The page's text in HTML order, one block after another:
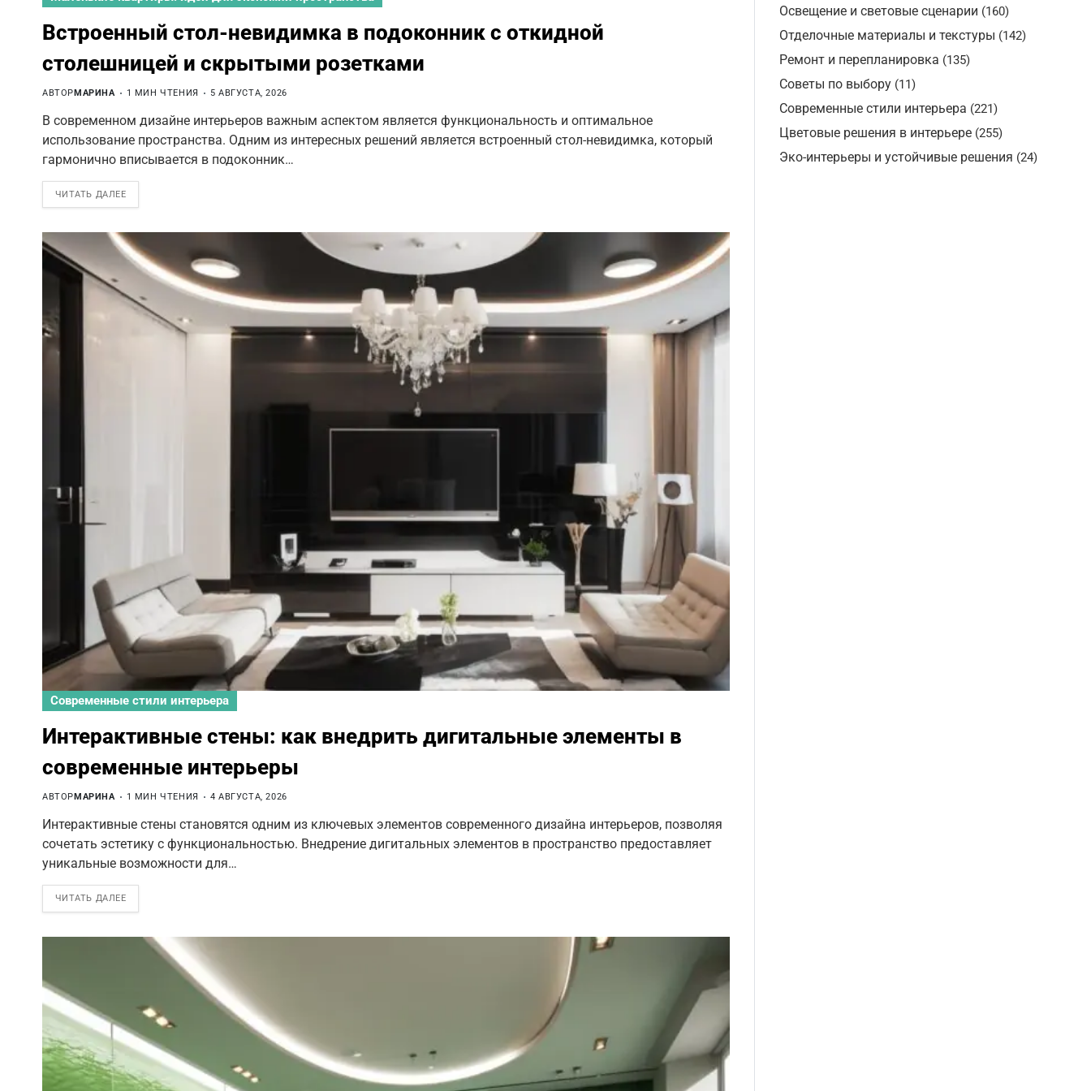
Встроенный стол-невидимка в подоконник с откидной
столешницей и скрытыми розетками
АВТОРМАРИНА 1 МИН ЧТЕНИЯ 5 АВГУСТА, 2026
В современном дизайне интерьеров важным аспектом является функциональность и оптимальное
использование пространства. Одним из интересных решений является встроенный стол-невидимка, который
гармонично вписывается в подоконник…
ЧИТАТЬ ДАЛЕЕ
Современные стили интерьера
Интерактивные стены: как внедрить дигитальные элементы в
современные интерьеры
АВТОР МАРИНА 1 МИН ЧТЕНИЯ 4 АВГУСТА, 2026
Интерактивные стены становятся одним из ключевых элементов современного дизайна интерьеров, позволяя
сочетать эстетику с функциональностью. Внедрение дигитальных элементов в пространство предоставляет
уникальные возможности для…
ЧИТАТЬ ДАЛЕЕ
Освещение и световые сценарии (160)
Отделочные материалы и текстуры (142)
Ремонт и перепланировка (135)
Советы по выбору (11)
Современные стили интерьера (221)
Цветовые решения в интерьере (255)
Эко-интерьеры и устойчивые решения (24)